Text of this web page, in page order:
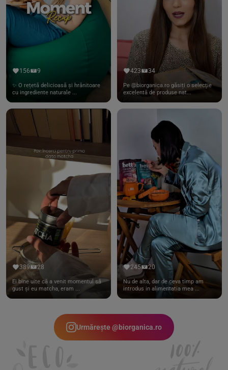
156 9
✨ O rețetă delicioasă și hrănitoare
cu ingrediente naturale ...
423 34
Pe @biorganica.ro găsiți o selecție
excelentă de produse nat...
389 28
Ei bine uite că a venit momentul să
gust și eu matcha, eram ...
245 20
Nu de alta, dar de ceva timp am
introdus in alimentatia mea ...
Urmărește @biorganica.ro